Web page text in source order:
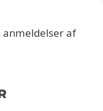
anmeldelser af